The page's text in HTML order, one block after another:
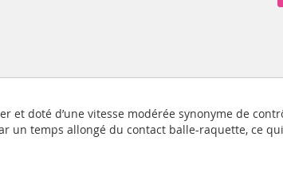
et doté d’une vitesse modérée synonyme de
un temps allongé du contact balle-raquette, ce